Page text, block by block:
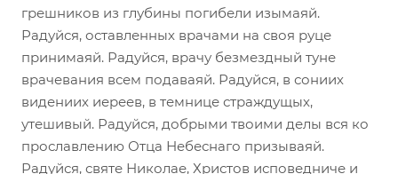
грешников из глубины погибели изымаяй.
Радуйся, оставленных врачами на своя руце
принимаяй. Радуйся, врачу безмездный туне
врачевания всем подаваяй. Радуйся, в сониих
видениих иереев, в темнице страждущых,
утешивый. Радуйся, добрыми твоими делы вся ко
прославлению Отца Небеснаго призываяй.
Радуйся, святе Николае, Христов исповедниче и